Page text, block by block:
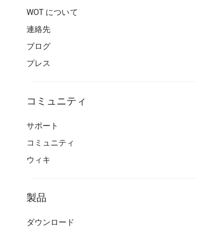
WOT について
連絡先
ブログ
プレス
コミュニティ
サポート
コミュニティ
ウィキ
製品
ダウンロード